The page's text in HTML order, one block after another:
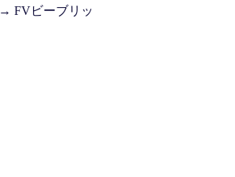
→ FVビーブリッ